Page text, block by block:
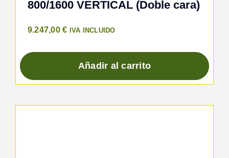
800/1600 VERTICAL (Doble cara)
9.247,00€ IVA INCLUIDO
Añadir al carrito